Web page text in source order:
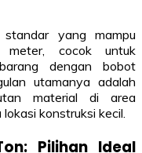
yang mampu
meter, cocok untuk
dengan bobot
utamanya adalah
material di area
konstruksi kecil.
Pilihan Ideal